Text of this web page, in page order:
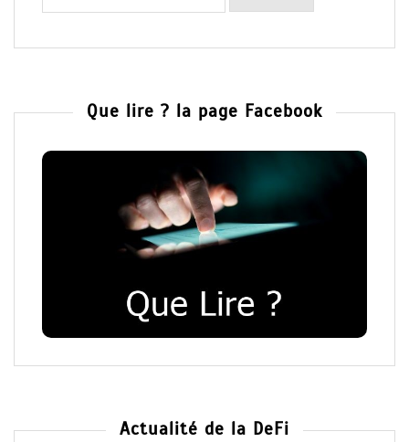
Que lire ? la page Facebook
Actualité de la DeFi